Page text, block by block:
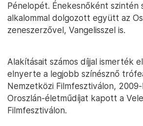
Pénelopét. Énekesnőként szintén
alkalommal dolgozott együtt az
zeneszerzővel, Vangelisszel is.
Alakításait számos díjjal ismerték
elnyerte a legjobb színésznő
Nemzetközi Filmfesztiválon,
Oroszlán-életműdíjat kapott a
Filmfesztiválon.